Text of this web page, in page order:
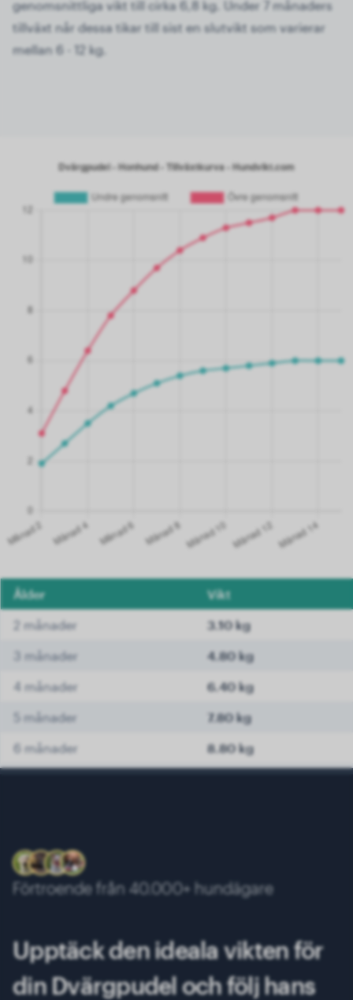
genomsnittliga vikt till cirka 6,8 kg. Under 7 månaders
tillväxt når dessa tikar till sist en slutvikt som varierar
mellan 6 - 12 kg.
Ålder Vikt
2 månader 3.10 kg
3 månader 4.80 kg
4 månader 6.40 kg
5 månader 7.80 kg
6 månader 8.80 kg
10 månader
11.50 kg
13 månader 12.00 kg
Förtroende från 40.000+ hundägare
Upptäck den ideala vikten för
din Dvärgpudel och följ hans